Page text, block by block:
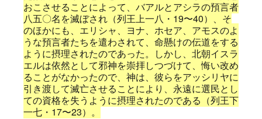
おこさせることによって、バアルとアシラの預言者
八五〇名を滅ぼされ（列王上一八・19〜40）、そ
のほかにも、エリシャ、ヨナ、ホセア、アモスのよ
うな預言者たちを遣わされて、命懸けの伝道をする
ように摂理されたのであった。しかし、北朝イスラ
エルは依然として邪神を崇拝しつづけて、悔い改め
ることがなかったので、神は、彼らをアッシリヤに
引き渡して滅亡させることにより、永遠に選民とし
ての資格を失うように摂理されたのである（列王下
一七・17〜23）。